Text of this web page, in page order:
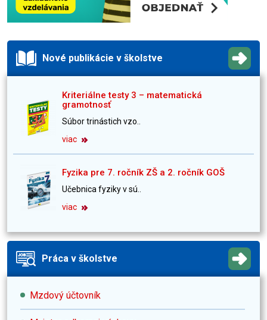
Nové publikácie v školstve
Kriteriálne testy 3 – matematická
gramotnosť
Súbor trinástich vzo..
viac
Fyzika pre 7. ročník ZŠ a 2. ročník GOŠ
Učebnica fyziky v sú..
viac
Práca v školstve
Mzdový účtovník